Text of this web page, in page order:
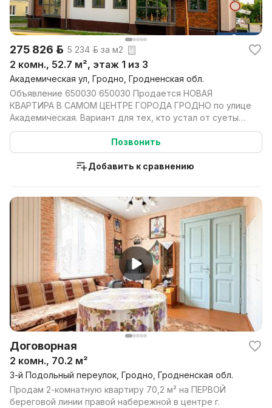
275 826 р. 5 234 р. за м2
2 комн., 52.7 м², этаж 1 из 3
Академическая ул, Гродно, Гродненская обл.
Объявление 650030 650030 Продается НОВАЯ
КВАРТИРА В САМОМ ЦЕНТРЕ ГОРОДА ГРОДНО по улице
Академическая. Вариант для тех, кто устал от суеты
густонасел...
Позвонить
Добавить к сравнению
Договорная
2 комн., 70.2 м²
3-й Подольный переулок, Гродно, Гродненская обл.
Продам 2-комнатную квартиру 70,2 м² на ПЕРВОЙ
береговой линии правой набережной в центре г.